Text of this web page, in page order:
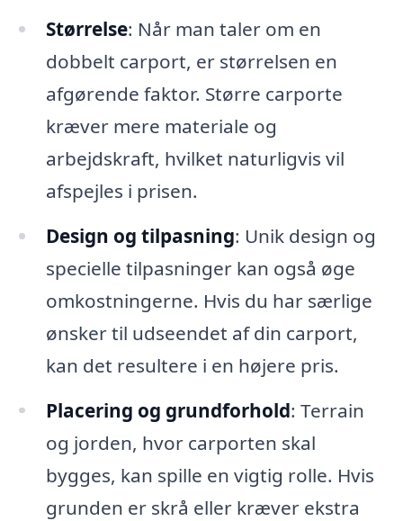
Størrelse: Når man taler om en
dobbelt carport, er størrelsen en
afgørende faktor. Større carporte
kræver mere materiale og
arbejdskraft, hvilket naturligvis vil
afspejles i prisen.
Design og tilpasning: Unik design og
specielle tilpasninger kan også øge
omkostningerne. Hvis du har særlige
ønsker til udseendet af din carport,
kan det resultere i en højere pris.
Placering og grundforhold: Terrain
og jorden, hvor carporten skal
bygges, kan spille en vigtig rolle. Hvis
grunden er skrå eller kræver ekstra